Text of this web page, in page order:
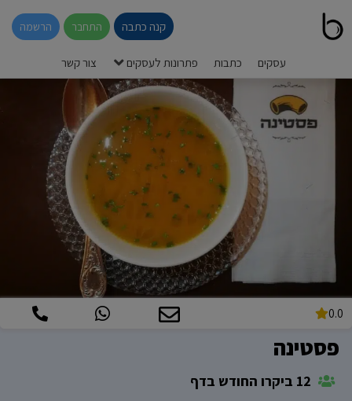
קנה כתבה התחבר הרשמה
עסקים כתבות פתרונות לעסקים צור קשר
0.0
פסטינה